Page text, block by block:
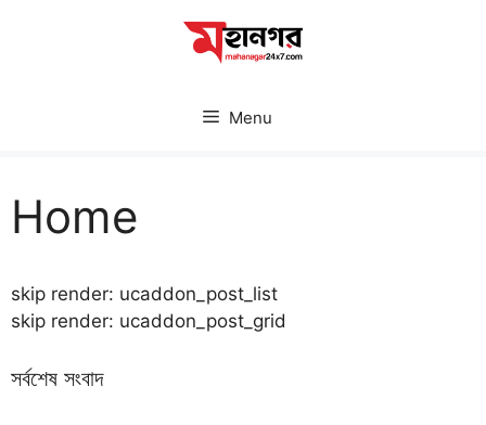
Menu
Home
skip render: ucaddon_post_list
skip render: ucaddon_post_grid
সর্বশেষ সংবাদ